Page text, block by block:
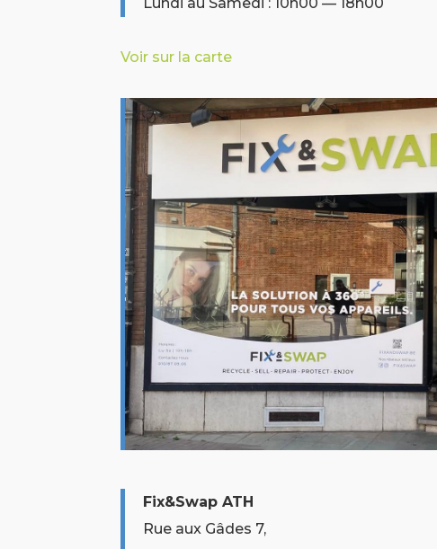
Voir sur la carte
Fix&Swap ATH
Rue aux Gâdes 7,